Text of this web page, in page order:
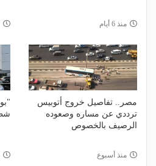
منذ 6 أيام
مصر.. تفاصيل خروج أتوبيس
ترددي عن مساره وصعوده
الرصيف بالخصوص
منذ أسبوع
شطب 5